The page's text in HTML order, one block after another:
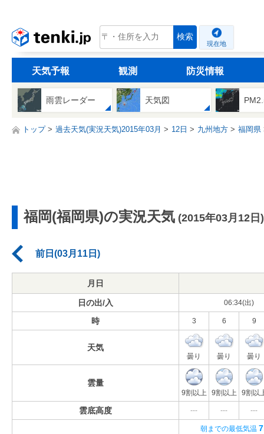
tenki.jp 検索
現在地
天気予報 観測 防災情報
雨雲レーダー 天気図
トップ 過去天気(実況天気)2015年03月 12日 九州地方 福岡県
福岡(福岡県)の実況天気 (2015年03月12日)
前日(03月11日)
月日
日の出/入 06:34(出)
時 3 6 9
天気
曇り 曇り 曇り
雲量
9割以上 9割以上 9割以
雲底高度 --- --- ---
朝までの最低気温